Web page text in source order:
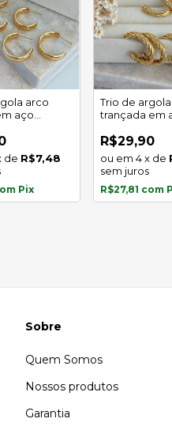
arco
aço
de R$7,48
Pix
Trio de
trançada em
R$29,90
4 x de
sem juros
R$27,81 com
Sobre
Quem Somos
Nossos produtos
Garantia